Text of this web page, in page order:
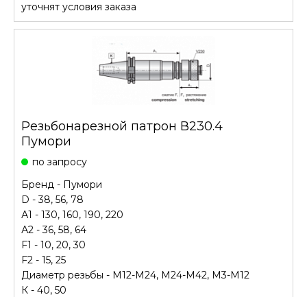
уточнят условия заказа
Резьбонарезной патрон В230.4
Пумори
по запросу
Бренд - Пумори
D - 38, 56, 78
А1 - 130, 160, 190, 220
А2 - 36, 58, 64
F1 - 10, 20, 30
F2 - 15, 25
Диаметр резьбы - М12-М24, М24-М42, М3-М12
К - 40, 50